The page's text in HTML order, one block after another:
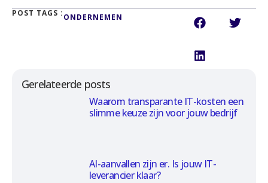
Gerelateerde posts
Waarom transparante IT-kosten een
slimme keuze zijn voor jouw bedrijf
AI-aanvallen zijn er. Is jouw IT-
leverancier klaar?
POST TAGS :ONDERNEMEN